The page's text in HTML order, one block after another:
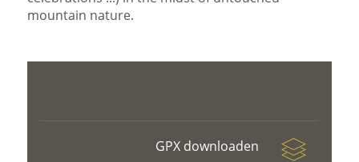
mountain nature.
GPX downloaden